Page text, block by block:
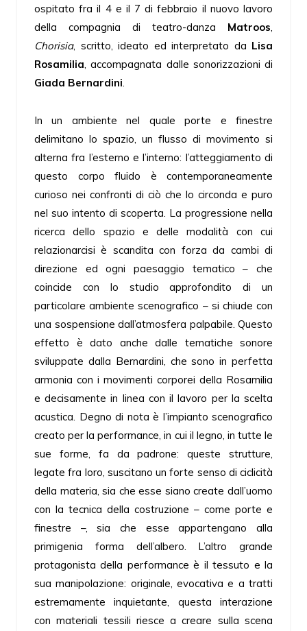
ospitato fra il 4 e il 7 di febbraio il nuovo lavoro
della compagnia di teatro-danza Matroos,
Chorisia, scritto, ideato ed interpretato da Lisa
Rosamilia, accompagnata dalle sonorizzazioni di
Giada Bernardini.
In un ambiente nel quale porte e finestre
delimitano lo spazio, un flusso di movimento si
alterna fra l’esterno e l’interno: l’atteggiamento di
questo corpo fluido è contemporaneamente
curioso nei confronti di ciò che lo circonda e puro
nel suo intento di scoperta. La progressione nella
ricerca dello spazio e delle modalità con cui
relazionarcisi è scandita con forza da cambi di
direzione ed ogni paesaggio tematico – che
coincide con lo studio approfondito di un
particolare ambiente scenografico – si chiude con
una sospensione dall’atmosfera palpabile. Questo
effetto è dato anche dalle tematiche sonore
sviluppate dalla Bernardini, che sono in perfetta
armonia con i movimenti corporei della Rosamilia
e decisamente in linea con il lavoro per la scelta
acustica. Degno di nota è l’impianto scenografico
creato per la performance, in cui il legno, in tutte le
sue forme, fa da padrone: queste strutture,
legate fra loro, suscitano un forte senso di ciclicità
della materia, sia che esse siano create dall’uomo
con la tecnica della costruzione – come porte e
finestre –, sia che esse appartengano alla
primigenia forma dell’albero. L’altro grande
protagonista della performance è il tessuto e la
sua manipolazione: originale, evocativa e a tratti
estremamente inquietante, questa interazione
con materiali tessili riesce a creare sulla scena